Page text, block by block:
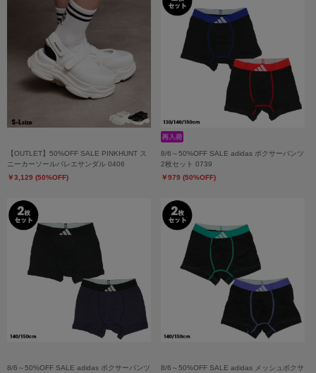
【OUTLET】50%OFF SALE PINKHUNT ス
ニーカーソールバレエサンダル 0406
￥3,129 (50%OFF)
8/6～50%OFF SALE adidas ボクサーパンツ
2枚セット 0739
￥979 (50%OFF)
8/6～50%OFF SALE adidas ボクサーパンツ
8/6～50%OFF SALE adidas メッシュボクサ